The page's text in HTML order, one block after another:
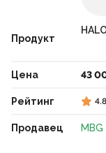
Продукт
Цена
Рейтинг
Продавец
43
4.8
MBG